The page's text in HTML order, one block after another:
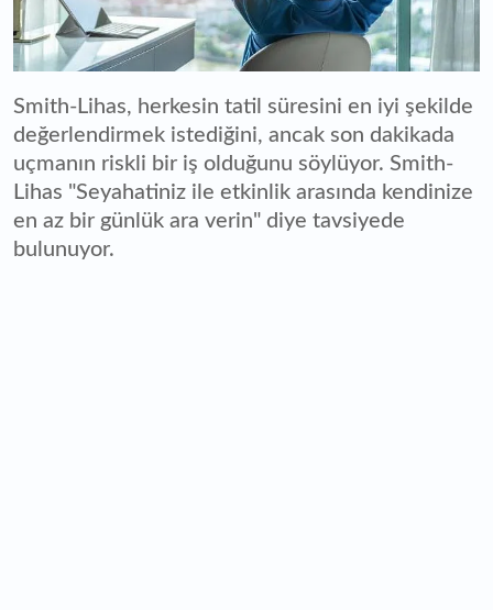
Smith-Lihas, herkesin tatil süresini en iyi şekilde
değerlendirmek istediğini, ancak son dakikada
uçmanın riskli bir iş olduğunu söylüyor. Smith-
Lihas "Seyahatiniz ile etkinlik arasında kendinize
en az bir günlük ara verin" diye tavsiyede
bulunuyor.